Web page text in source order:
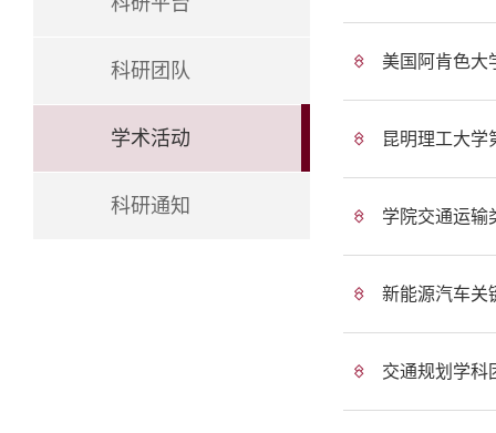
科研团队
学术活动
科研通知
美国阿肯色大
昆明理工大学
学院交通运输
新能源汽车关
交通规划学科